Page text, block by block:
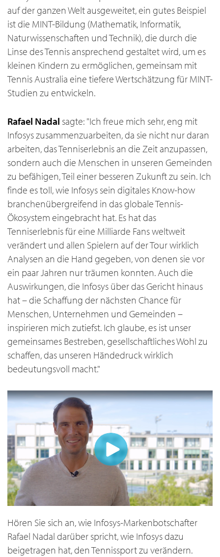
auf der ganzen Welt ausgeweitet, ein gutes Beispiel
ist die MINT-Bildung (Mathematik, Informatik,
Naturwissenschaften und Technik), die durch die
Linse des Tennis ansprechend gestaltet wird, um es
kleinen Kindern zu ermöglichen, gemeinsam mit
Tennis Australia eine tiefere Wertschätzung für MINT-
Studien zu entwickeln.
Rafael Nadal sagte: "Ich freue mich sehr, eng mit
Infosys zusammenzuarbeiten, da sie nicht nur daran
arbeiten, das Tenniserlebnis an die Zeit anzupassen,
sondern auch die Menschen in unseren Gemeinden
zu befähigen, Teil einer besseren Zukunft zu sein. Ich
finde es toll, wie Infosys sein digitales Know-how
branchenübergreifend in das globale Tennis-
Ökosystem eingebracht hat. Es hat das
Tenniserlebnis für eine Milliarde Fans weltweit
verändert und allen Spielern auf der Tour wirklich
Analysen an die Hand gegeben, von denen sie vor
ein paar Jahren nur träumen konnten. Auch die
Auswirkungen, die Infosys über das Gericht hinaus
hat – die Schaffung der nächsten Chance für
Menschen, Unternehmen und Gemeinden –
inspirieren mich zutiefst. Ich glaube, es ist unser
gemeinsames Bestreben, gesellschaftliches Wohl zu
schaffen, das unseren Händedruck wirklich
bedeutungsvoll macht."
Hören Sie sich an, wie Infosys-Markenbotschafter
Rafael Nadal darüber spricht, wie Infosys dazu
beigetragen hat, den Tennissport zu verändern.